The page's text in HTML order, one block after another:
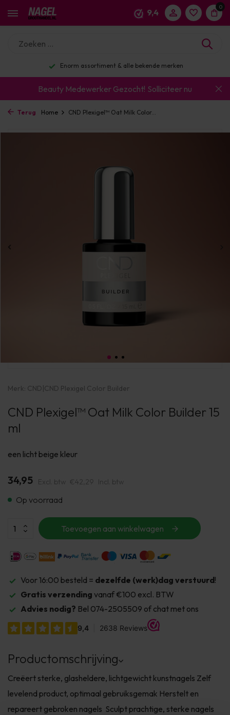
9,4
0
Enorm assortiment & alle bekende merken
Beauty Medewerker Gezocht! Solliciteer nu
Terug Home CND Plexigel™ Oat Milk Color...
Merk: CND|CND Plexigel Color Builder
CND Plexigel™ Oat Milk Color Builder 15
ml
een licht beige kleur
34,95 Excl. btw €42,29 Incl. btw
Op voorraad
Toevoegen aan winkelwagen
Voor 16:00 besteld = dezelfde (werk)dag verstuurd!
Gratis verzending vanaf €100 excl. BTW
Advies nodig? Bel 074-2505509 of chat met ons
Productomschrijving
Creëert sterke, glasheldere, lichtgewicht kunstnagels Zelf
levelend product, optimaal gebruiksgemak Herstelt en
repareert gebroken nagels Sculpt prachtige, sterke nagels